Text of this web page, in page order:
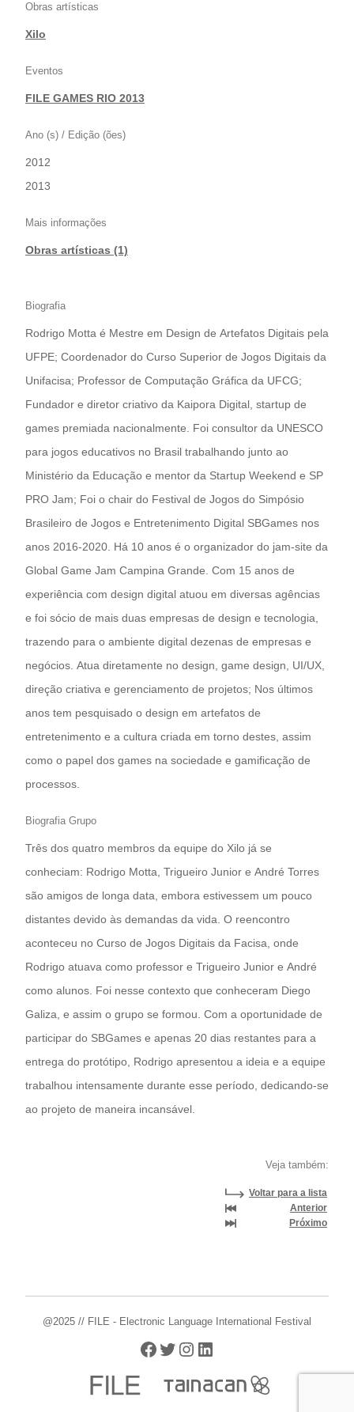
Obras artísticas
Xilo
Eventos
FILE GAMES RIO 2013
Ano (s) / Edição (ões)
2012
|2013
Mais informações
Obras artísticas (1)
Biografia
Rodrigo Motta é Mestre em Design de Artefatos Digitais pela
UFPE; Coordenador do Curso Superior de Jogos Digitais da
Unifacisa; Professor de Computação Gráfica da UFCG;
Fundador e diretor criativo da Kaipora Digital, startup de
games premiada nacionalmente. Foi consultor da UNESCO
para jogos educativos no Brasil trabalhando junto ao
Ministério da Educação e mentor da Startup Weekend e SP
PRO Jam; Foi o chair do Festival de Jogos do Simpósio
Brasileiro de Jogos e Entretenimento Digital SBGames nos
anos 2016-2020. Há 10 anos é o organizador do jam-site da
Global Game Jam Campina Grande. Com 15 anos de
experiência com design digital atuou em diversas agências
e foi sócio de mais duas empresas de design e tecnologia,
trazendo para o ambiente digital dezenas de empresas e
negócios. Atua diretamente no design, game design, UI/UX,
direção criativa e gerenciamento de projetos; Nos últimos
anos tem pesquisado o design em artefatos de
entretenimento e a cultura criada em torno destes, assim
como o papel dos games na sociedade e gamificação de
processos.
Biografia Grupo
Três dos quatro membros da equipe do Xilo já se
conheciam: Rodrigo Motta, Trigueiro Junior e André Torres
são amigos de longa data, embora estivessem um pouco
distantes devido às demandas da vida. O reencontro
aconteceu no Curso de Jogos Digitais da Facisa, onde
Rodrigo atuava como professor e Trigueiro Junior e André
como alunos. Foi nesse contexto que conheceram Diego
Galiza, e assim o grupo se formou. Com a oportunidade de
participar do SBGames e apenas 20 dias restantes para a
entrega do protótipo, Rodrigo apresentou a ideia e a equipe
trabalhou intensamente durante esse período, dedicando-se
ao projeto de maneira incansável.
Veja também:
Voltar para a lista
Anterior
Próximo
@2025 // FILE - Electronic Language International Festival
Facebook
Twitter
Instagram
LinkedIn